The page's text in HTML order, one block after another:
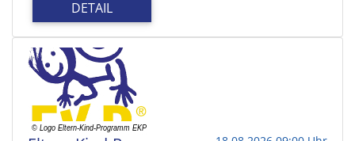
DETAIL